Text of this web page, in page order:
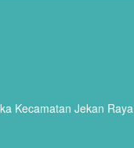
Kecamatan Jekan Raya